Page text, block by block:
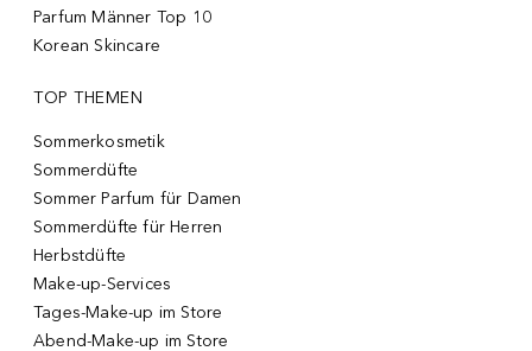
Parfum Männer Top 10
Korean Skincare
TOP THEMEN
Sommerkosmetik
Sommerdüfte
Sommer Parfum für Damen
Sommerdüfte für Herren
Herbstdüfte
Make-up-Services
Tages-Make-up im Store
Abend-Make-up im Store